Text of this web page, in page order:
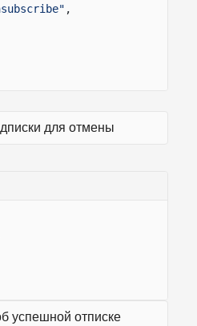
,
для отмены
успешной отписке